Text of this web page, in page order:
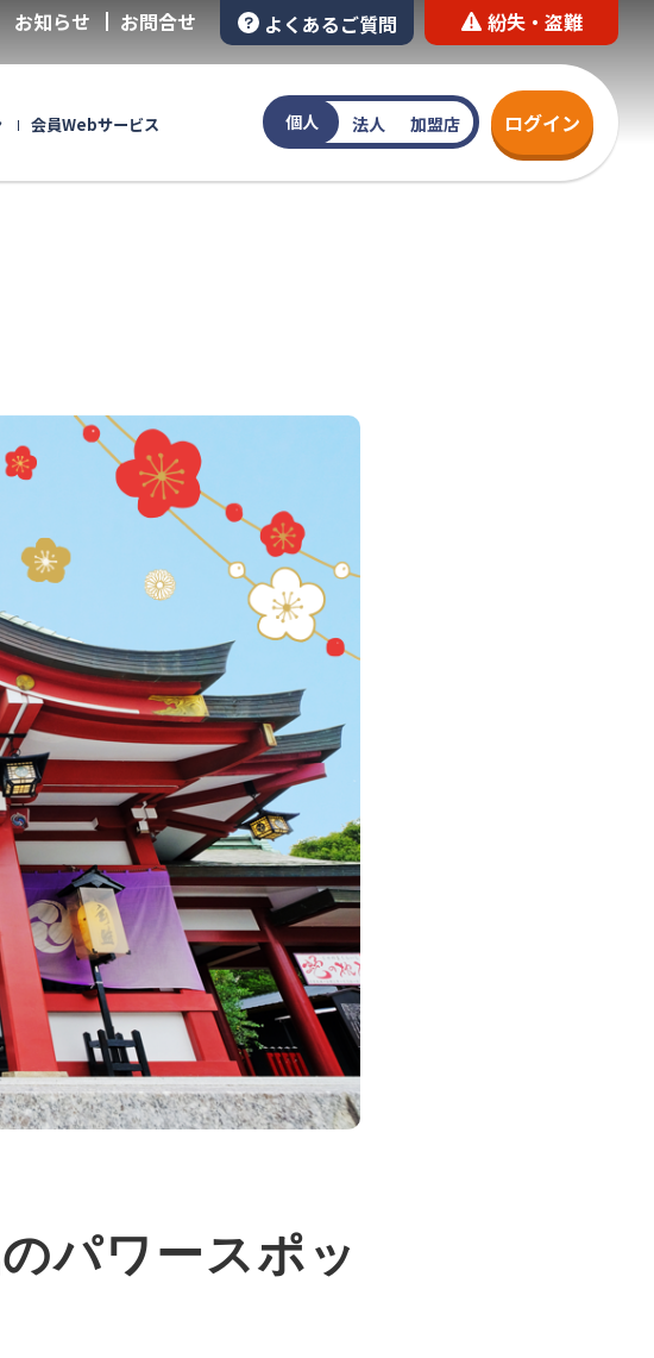
お知らせ お問合せ よくあるご質問 紛失・盗難
会員Webサービス 個人 法人 加盟店 ログイン
パワースポッ